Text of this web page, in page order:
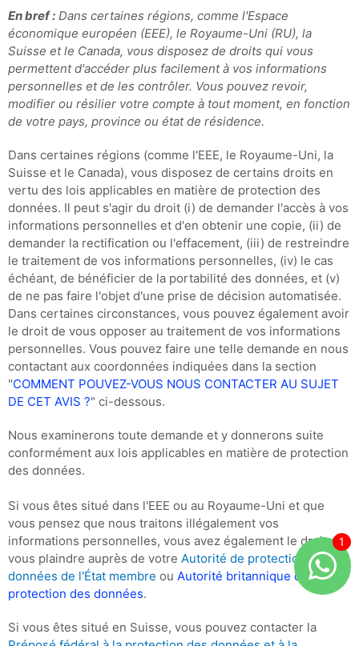
En bref : Dans certaines régions, comme l'Espace
économique européen (EEE), le Royaume-Uni (RU), la
Suisse et le Canada, vous disposez de droits qui vous
permettent d'accéder plus facilement à vos informations
personnelles et de les contrôler. Vous pouvez revoir,
modifier ou résilier votre compte à tout moment, en fonction
de votre pays, province ou état de résidence.
Dans certaines régions (comme l'EEE, le Royaume-Uni, la
Suisse et le Canada), vous disposez de certains droits en
vertu des lois applicables en matière de protection des
données. Il peut s'agir du droit (i) de demander l'accès à vos
informations personnelles et d'en obtenir une copie, (ii) de
demander la rectification ou l'effacement, (iii) de restreindre
le traitement de vos informations personnelles, (iv) le cas
échéant, de bénéficier de la portabilité des données, et (v)
de ne pas faire l'objet d'une prise de décision automatisée.
Dans certaines circonstances, vous pouvez également avoir
le droit de vous opposer au traitement de vos informations
personnelles. Vous pouvez faire une telle demande en nous
contactant aux coordonnées indiquées dans la section
"COMMENT POUVEZ-VOUS NOUS CONTACTER AU SUJET
DE CET AVIS ?" ci-dessous.
Nous examinerons toute demande et y donnerons suite
conformément aux lois applicables en matière de protection
des données.
Si vous êtes situé dans l'EEE ou au Royaume-Uni et que
vous pensez que nous traitons illégalement vos
informations personnelles, vous avez également le droit de
vous plaindre auprès de votre Autorité de protection des
données de l'État membre ou Autorité britannique de
protection des données.
Si vous êtes situé en Suisse, vous pouvez contacter la